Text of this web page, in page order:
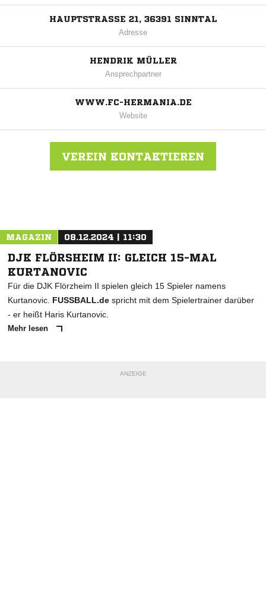
HAUPTSTRASSE 21, 36391 SINNTAL
Adresse
HENDRIK MÜLLER
Ansprechpartner
WWW.FC-HERMANIA.DE
Website
VEREIN KONTAKTIEREN
MAGAZIN 08.12.2024 | 11:30
DJK FLÖRSHEIM II: GLEICH 15-MAL
KURTANOVIC
Für die DJK Flörzheim II spielen gleich 15 Spieler namens
Kurtanovic. FUSSBALL.de spricht mit dem Spielertrainer darüber
- er heißt Haris Kurtanovic.
Mehr lesen
ANZEIGE